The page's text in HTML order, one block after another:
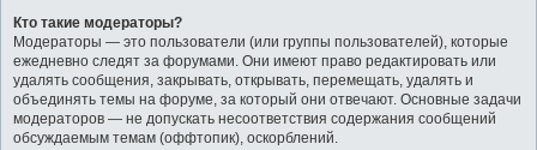
Кто такие модераторы?
Модераторы — это пользователи (или группы пользователей), которые
ежедневно следят за форумами. Они имеют право редактировать или
удалять сообщения, закрывать, открывать, перемещать, удалять и
объединять темы на форуме, за который они отвечают. Основные задачи
модераторов — не допускать несоответствия содержания сообщений
обсуждаемым темам (оффтопик), оскорблений.